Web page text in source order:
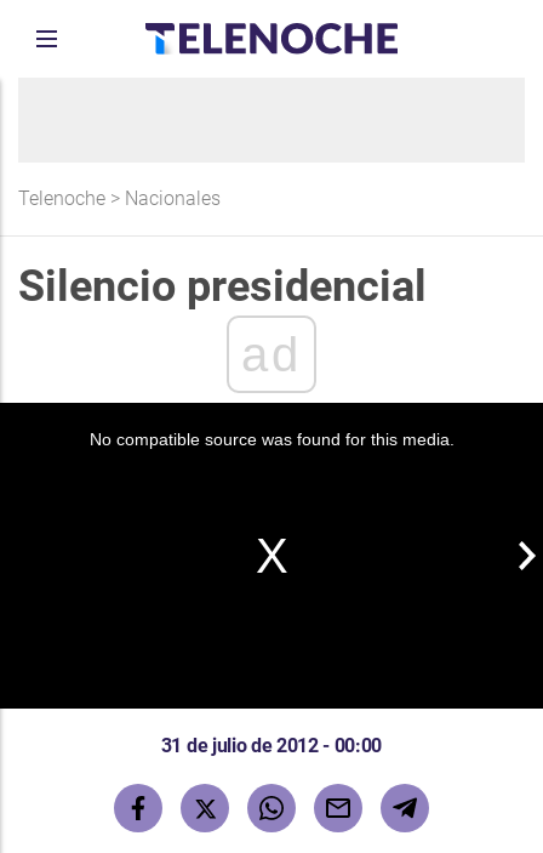
Telenoche > Nacionales
Silencio presidencial
ad
No compatible source was found for this media.
31 de julio de 2012 - 00:00